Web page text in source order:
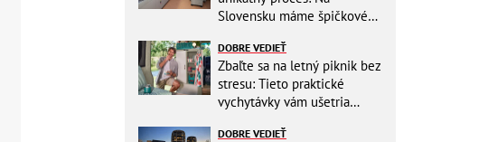
Slovensku máme špičkové
DOBRE VEDIEŤ
Zbaľte sa na letný piknik bez
stresu: Tieto praktické
vychytávky vám ušetria
DOBRE VEDIEŤ